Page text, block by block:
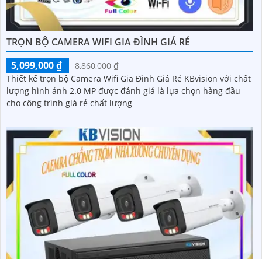
TRỌN BỘ CAMERA WIFI GIA ĐÌNH GIÁ RẺ
5,099,000 ₫
8,860,000 ₫
Thiết kế trọn bộ Camera Wifi Gia Đình Giá Rẻ KBvision với chất
lượng hình ảnh 2.0 MP được đánh giá là lựa chọn hàng đầu
cho công trình giá rẻ chất lượng